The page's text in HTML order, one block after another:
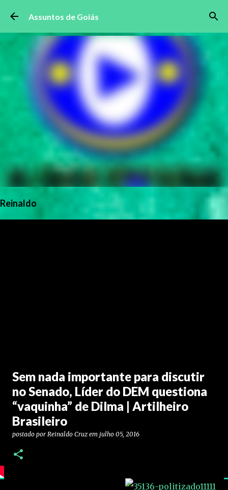
Pular para o conteúdo principal
Assuntos de Goiás
Reinaldo
Sem nada importante para discutir
no Senado, Líder do DEM questiona
“vaquinha” de Dilma | Artilheiro
Brasileiro
postado por Reinaldo Cruz em julho 05, 2016